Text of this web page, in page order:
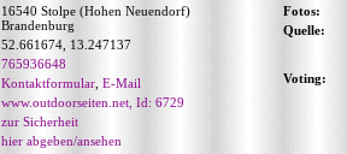
16540 Stolpe (Hohen Neuendorf)
Brandenburg
52.661674, 13.247137
765936648
Kontaktformular E-Mail
www.outdoorseiten.net, Id: 6729
zur Sicherheit
hier abgeben/ansehen
Fotos:
Quelle:
Voting: